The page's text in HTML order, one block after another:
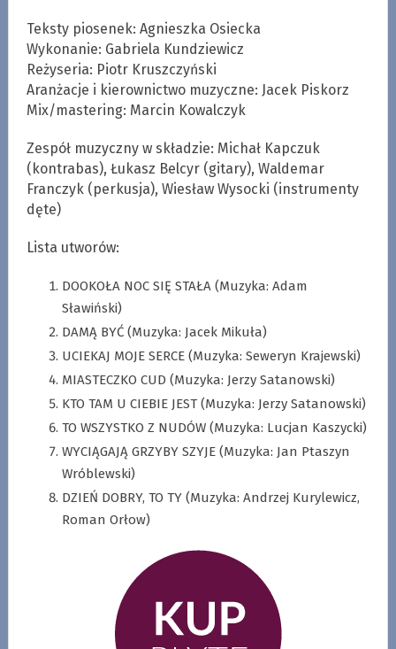
Teksty piosenek: Agnieszka Osiecka
Wykonanie: Gabriela Kundziewicz
Reżyseria: Piotr Kruszczyński
Aranżacje i kierownictwo muzyczne: Jacek Piskorz
Mix/mastering: Marcin Kowalczyk
Zespół muzyczny w składzie: Michał Kapczuk
(kontrabas), Łukasz Belcyr (gitary), Waldemar
Franczyk (perkusja), Wiesław Wysocki (instrumenty
dęte)
Lista utworów:
DOOKOŁA NOC SIĘ STAŁA (Muzyka: Adam
Sławiński)
DAMĄ BYĆ (Muzyka: Jacek Mikuła)
UCIEKAJ MOJE SERCE (Muzyka: Seweryn Krajewski)
MIASTECZKO CUD (Muzyka: Jerzy Satanowski)
KTO TAM U CIEBIE JEST (Muzyka: Jerzy Satanowski)
TO WSZYSTKO Z NUDÓW (Muzyka: Lucjan Kaszycki)
WYCIĄGAJĄ GRZYBY SZYJE (Muzyka: Jan Ptaszyn
Wróblewski)
DZIEŃ DOBRY, TO TY (Muzyka: Andrzej Kurylewicz,
Roman Orłow)